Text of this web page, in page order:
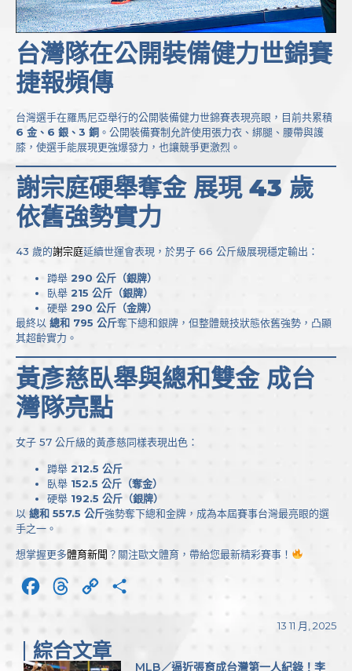
台灣隊在公開裝備健力世錦賽
捷報頻傳
台灣選手在羅馬尼亞舉行的公開裝備健力世錦賽表現亮眼，目前共累積
6 金、6 銀、3 銅 。公開裝備賽制允許使用張力衣、綁腿、腰帶與護
膝，使選手能展現更強爆發力，也讓競爭更激烈。
謝宗庭硬舉奪金 展現 43 歲
依舊強勢實力
43 歲的謝宗庭延續世運會表現，於男子 66 公斤級展現穩定輸出：
蹲舉 290 公斤（銀牌）
臥舉 215 公斤（銀牌）
硬舉 290 公斤（金牌）
最終以 總和 795 公斤奪下總和銀牌，但整體競技狀態依舊強勢，凸顯
其超齡實力。
黃彥慈臥舉與總和雙金 成台
灣隊亮點
女子 57 公斤級的黃彥慈同樣表現出色：
蹲舉 212.5 公斤
臥舉 152.5 公斤（奪金）
硬舉 192.5 公斤（銀牌）
以 總和 557.5 公斤強勢奪下總和金牌，成為本屆賽事台灣最亮眼的選
手之一。
想掌握更多體育新聞 ？關注歐文體育，帶給您最新精彩賽事！
FacebookThreads
Copy
13 11 月, 2025
綜合文章
MLB／逼近張育成台灣第一人紀錄！李